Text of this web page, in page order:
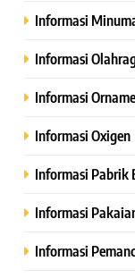
Informasi
Informasi
Informasi
Informasi Oxigen
Informasi Pabrik
Informasi
Informasi